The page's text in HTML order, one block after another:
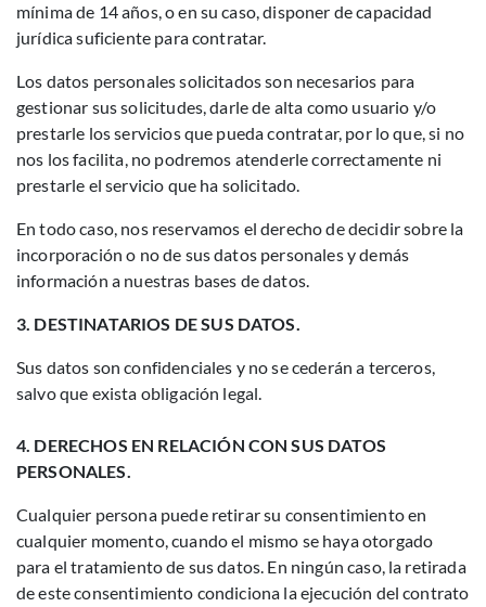
mínima de 14 años, o en su caso, disponer de capacidad
jurídica suficiente para contratar.
Los datos personales solicitados son necesarios para
gestionar sus solicitudes, darle de alta como usuario y/o
prestarle los servicios que pueda contratar, por lo que, si no
nos los facilita, no podremos atenderle correctamente ni
prestarle el servicio que ha solicitado.
En todo caso, nos reservamos el derecho de decidir sobre la
incorporación o no de sus datos personales y demás
información a nuestras bases de datos.
3. DESTINATARIOS DE SUS DATOS.
Sus datos son confidenciales y no se cederán a terceros,
salvo que exista obligación legal.
4. DERECHOS EN RELACIÓN CON SUS DATOS
PERSONALES.
Cualquier persona puede retirar su consentimiento en
cualquier momento, cuando el mismo se haya otorgado
para el tratamiento de sus datos. En ningún caso, la retirada
de este consentimiento condiciona la ejecución del contrato